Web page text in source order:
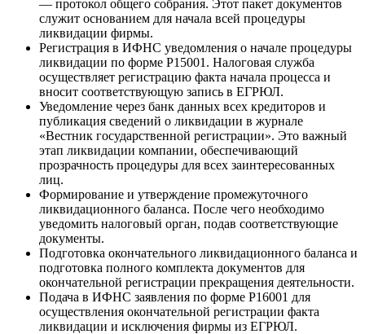
— протокол общего собрания. Этот пакет документов
служит основанием для начала всей процедуры
ликвидации фирмы.
Регистрация в ИФНС уведомления о начале процедуры
ликвидации по форме Р15001. Налоговая служба
осуществляет регистрацию факта начала процесса и
вносит соответствующую запись в ЕГРЮЛ.
Уведомление через банк данных всех кредиторов и
публикация сведений о ликвидации в журнале
«Вестник государственной регистрации». Это важный
этап ликвидации компании, обеспечивающий
прозрачность процедуры для всех заинтересованных
лиц.
Формирование и утверждение промежуточного
ликвидационного баланса. После чего необходимо
уведомить налоговый орган, подав соответствующие
документы.
Подготовка окончательного ликвидационного баланса и
подготовка полного комплекта документов для
окончательной регистрации прекращения деятельности.
Подача в ИФНС заявления по форме Р16001 для
осуществления окончательной регистрации факта
ликвидации и исключения фирмы из ЕГРЮЛ.